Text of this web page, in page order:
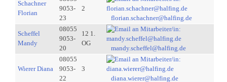
Schachner
Florian
9053-
23
2
florian.schachner@halfing.de
Scheffel
Mandy
08055
9053-
20
12 1.
OG
mandy.scheffel@halfing.de
Wierer Diana
08055
9053-
22
3
diana.wierer@halfing.de